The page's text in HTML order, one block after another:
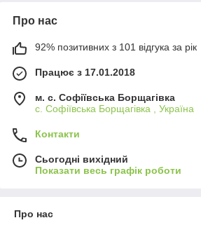
Про нас
92% позитивних з 101 відгука за рік
Працює з 17.01.2018
м. c. Софіївська Борщагівка
c. Софіївська Борщагівка , Україна
Контакти
Сьогодні вихідний
Показати весь графік роботи
Про нас